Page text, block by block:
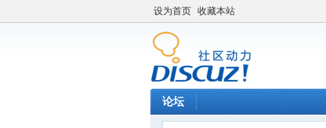
设为首页 收藏本站
论坛